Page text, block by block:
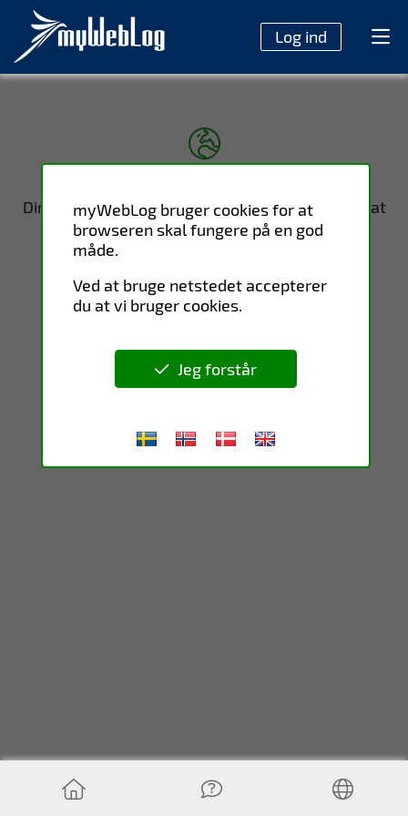
myWebLog bruger cookies for at
browseren skal fungere på en god
måde.
Ved at bruge netstedet accepterer
du at vi bruger cookies.
Jeg forstår
Log ind
Din sprogindstilling er opdateret. Gå videre ved at
vælge aktivitet i menuen. Brug ikke "tilbage-